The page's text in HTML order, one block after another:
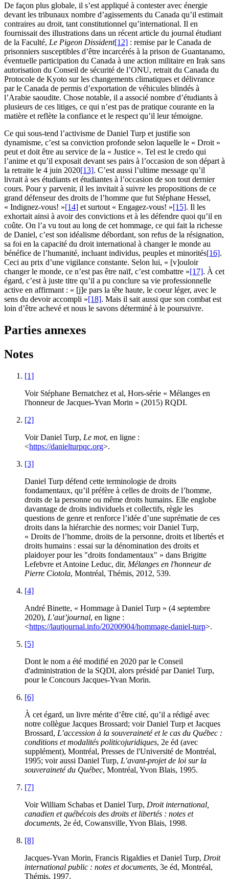
De façon plus globale, il s’est appliqué à contester avec énergie
devant les tribunaux nombre d’agissements du Canada qu’il estimait
contraires au droit, tant constitutionnel qu’international. Il en
fournissait des illustrations dans un récent article du journal étudiant
de la Faculté, Le Pigeon Dissident[12] : remise par le Canada de
prisonniers susceptibles d’être incarcérés à la prison de Guantanamo,
éventuelle participation du Canada à une action militaire en Irak sans
autorisation du Conseil de sécurité de l’ONU, retrait du Canada du
Protocole de Kyoto sur les changements climatiques et délivrance
par le Canada de permis d’exportation de véhicules blindés à
l’Arabie saoudite. Chose notable, il a associé nombre d’étudiants à
plusieurs de ces litiges, ce qui n’est pas de pratique courante en la
matière et reflète la confiance et le respect qu’il leur témoigne.
Ce qui sous-tend l’activisme de Daniel Turp et justifie son
dynamisme, c’est sa conviction profonde selon laquelle le « Droit »
peut et doit être au service de la « Justice ». Tel est le credo qui
l’anime et qu’il exposait devant ses pairs à l’occasion de son départ à
la retraite le 4 juin 2020[13]. C’est aussi l’ultime message qu’il
livrait à ses étudiants et étudiantes à l’occasion de son tout dernier
cours. Pour y parvenir, il les invitait à suivre les propositions de ce
grand défenseur des droits de l’homme que fut Stéphane Hessel,
« Indignez-vous! »[14] et surtout « Engagez-vous! »[15]. Il les
exhortait ainsi à avoir des convictions et à les défendre quoi qu’il en
coûte. On l’a vu tout au long de cet hommage, ce qui fait la richesse
de Daniel, c’est son idéalisme débordant, son refus de la résignation,
sa foi en la capacité du droit international à changer le monde au
bénéfice de l’humanité, incluant individus, peuples et minorités[16].
Ceci au prix d’une vigilance constante. Selon lui, « [v]ouloir
changer le monde, ce n’est pas être naïf, c’est combattre »[17]. À cet
égard, c’est à juste titre qu’il a pu conclure sa vie professionnelle
active en affirmant : « [j]e pars la tête haute, le coeur léger, avec le
sens du devoir accompli »[18]. Mais il sait aussi que son combat est
loin d’être achevé et nous le savons déterminé à le poursuivre.
Parties annexes
Notes
[1]
Voir Stéphane Bernatchez et al, Hors-série « Mélanges en
l'honneur de Jacques-Yvan Morin » (2015) RQDI.
[2]
Voir Daniel Turp, Le mot, en ligne :
<https://danielturpqc.org>.
[3]
Daniel Turp défend cette terminologie de droits
fondamentaux, qu’il préfère à celles de droits de l’homme,
droits de la personne ou même droits humains. Elle englobe
davantage de droits individuels et collectifs, règle les
questions de genre et renforce l’idée d’une suprématie de ces
droits dans la hiérarchie des normes; voir Daniel Turp,
« Droits de l’homme, droits de la personne, droits et libertés et
droits humains : essai sur la dénomination des droits et
plaidoyer pour les "droits fondamentaux" » dans Brigitte
Lefebvre et Antoine Leduc, dir, Mélanges en l'honneur de
Pierre Ciotola, Montréal, Thémis, 2012, 539.
[4]
André Binette, « Hommage à Daniel Turp » (4 septembre
2020), L’aut’journal, en ligne :
<https://lautjournal.info/20200904/hommage-daniel-turp>.
[5]
Dont le nom a été modifié en 2020 par le Conseil
d'administration de la SQDI, alors présidé par Daniel Turp,
pour le Concours Jacques-Yvan Morin.
[6]
À cet égard, un livre mérite d’être cité, qu’il a rédigé avec
notre collègue Jacques Brossard; voir Daniel Turp et Jacques
Brossard, L’accession à la souveraineté et le cas du Québec :
conditions et modalités politicojuridiques, 2e éd (avec
supplément), Montréal, Presses de l'Université de Montréal,
1995; voir aussi Daniel Turp, L’avant-projet de loi sur la
souveraineté du Québec, Montréal, Yvon Blais, 1995.
[7]
Voir William Schabas et Daniel Turp, Droit international,
canadien et québécois des droits et libertés : notes et
documents, 2e éd, Cowansville, Yvon Blais, 1998.
[8]
Jacques-Yvan Morin, Francis Rigaldies et Daniel Turp, Droit
international public : notes et documents, 3e éd, Montréal,
Thémis, 1997.